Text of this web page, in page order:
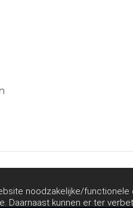
noodzakelijke/functionele
Daarnaast kunnen er ter